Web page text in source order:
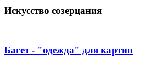
Искусство созерцания
Багет - "одежда" для картин